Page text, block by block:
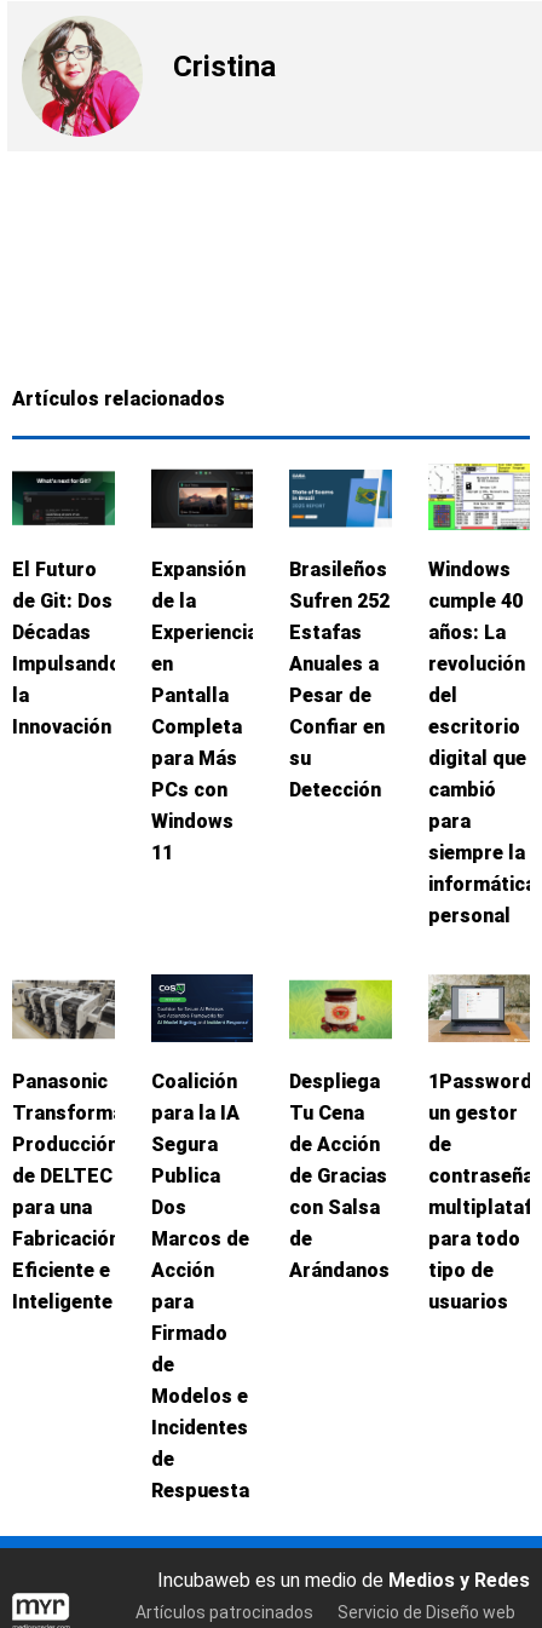
Cristina
Artículos relacionados
El Futuro
de Git: Dos
Décadas
Impulsando
la
Innovación
Expansión
de la
Experiencia
en
Pantalla
Completa
para Más
PCs con
Windows
11
Brasileños
Sufren 252
Estafas
Anuales a
Pesar de
Confiar en
su
Detección
Windows
cumple 40
años: La
revolución
del
escritorio
digital que
cambió
para
siempre la
informática
personal
Panasonic
Transforma
Producción
de DELTEC
para una
Fabricación
Eficiente e
Inteligente
Coalición
para la IA
Segura
Publica
Dos
Marcos de
Acción
para
Firmado
de
Modelos e
Incidentes
de
Respuesta
Despliega
Tu Cena
de Acción
de Gracias
con Salsa
de
Arándanos
1Password:
un gestor
de
para todo
tipo de
usuarios
Incubaweb es un medio de Medios y Redes
Artículos patrocinados Servicio de Diseño web